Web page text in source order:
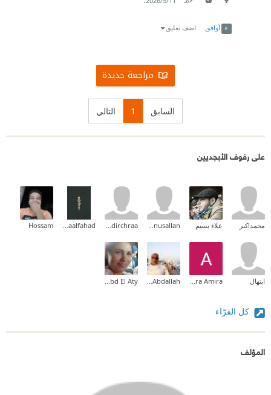
أوافق اضف تعليق
مراجعة جديدة
السابق 1 التالي
على رفوف الأبجديين
محمداكبر علاء بسيم yunusallan
nadirchraa
Asmaalfahad
Hossam
ابتهال Amira Amira
Mohamad M Abdallah
Rania Abd El Aty
كل القرّاء
المؤلف